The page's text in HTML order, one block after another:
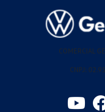
COMERCIAL
CNPJ: